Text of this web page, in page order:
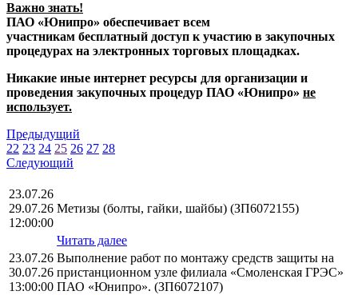
Важно знать!
ПАО «Юнипро» обеспечивает всем
участникам бесплатный доступ к участию в закупочных
процедурах на электронных торговых площадках.
Никакие иные интернет ресурсы для организации и
проведения закупочных процедур ПАО «Юнипро» не
использует.
Предыдущий
22 23 24 25 26 27 28
Следующий
23.07.26
29.07.26
12:00:00
Метизы (болты, гайки, шайбы) (ЗП6072155)
Читать далее
23.07.26
30.07.26
13:00:00
Выполнение работ по монтажу средств защиты на
пристанционном узле филиала «Смоленская ГРЭС»
ПАО «Юнипро». (ЗП6072107)